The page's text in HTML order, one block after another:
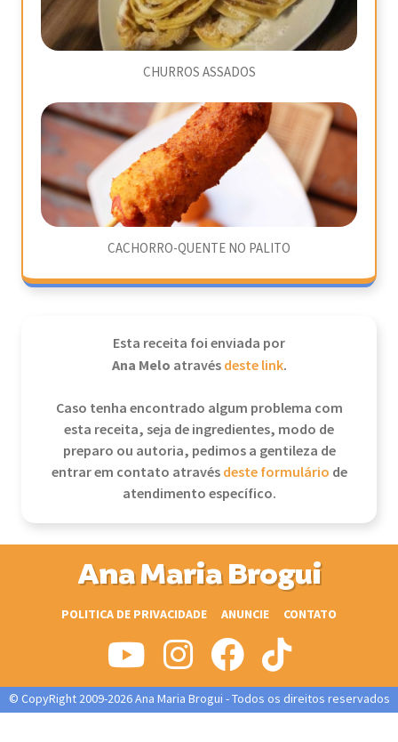
CHURROS ASSADOS
CACHORRO-QUENTE NO PALITO
Esta receita foi enviada por
Ana Melo atravésdeste link.
Caso tenha encontrado algum problema com
esta receita, seja de ingredientes, modo de
preparo ou autoria, pedimos a gentileza de
entrar em contato atravésdeste formulário de
atendimento específico.
Ana Maria Brogui
POLITICA DE PRIVACIDADE ANUNCIE CONTATO
© CopyRight 2009-2026 Ana Maria Brogui - Todos os direitos reservados